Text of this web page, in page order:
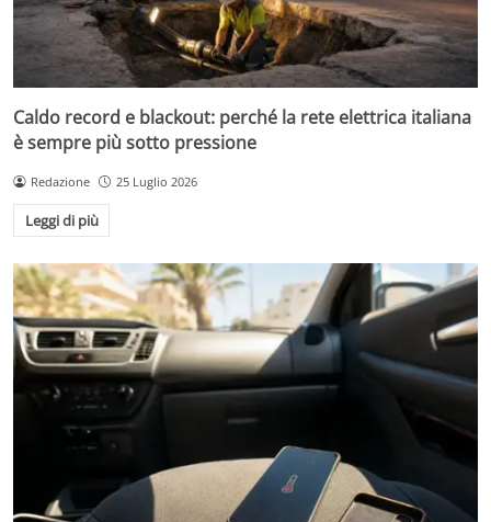
Caldo record e blackout: perché la rete elettrica italiana
è sempre più sotto pressione
Redazione 25 Luglio 2026
Leggi di più